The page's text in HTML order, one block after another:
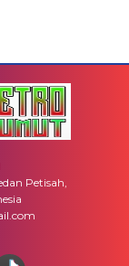
Petisah,